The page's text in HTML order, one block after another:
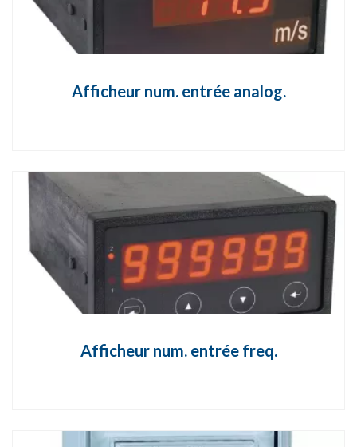
Afficheur num. entrée analog.
Afficheur num. entrée freq.